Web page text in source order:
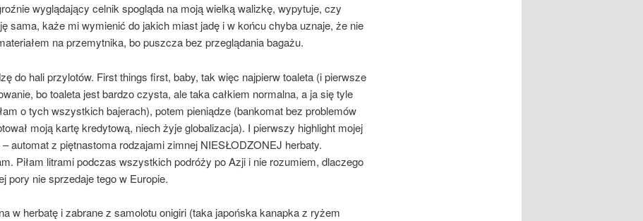
wyglądający celnik spogląda na moją wielką walizkę, wypytuje, czy
sama, każe mi wymienić do jakich miast jadę i w końcu chyba uznaje, że nie
na przemytnika, bo puszcza bez przeglądania bagażu.
do hali przylotów. First things first, baby, tak więc najpierw toaleta (i pierwsze
bo toaleta jest bardzo czysta, ale taka całkiem normalna, a ja się tyle
o tych wszystkich bajerach), potem pieniądze (bankomat bez problemów
moją kartę kredytową, niech żyje globalizacja). I pierwszy highlight mojej
automat z piętnastoma rodzajami zimnej NIESŁODZONEJ herbaty.
Piłam litrami podczas wszystkich podróży po Azji i nie rozumiem, dlaczego
pory nie sprzedaje tego w Europie.
w herbatę i zabrane z samolotu onigiri (taka japońska kanapka z ryżem